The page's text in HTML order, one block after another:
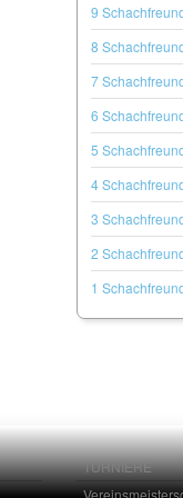
9
8
7
6
5
4
3
2
1
TURNIERE